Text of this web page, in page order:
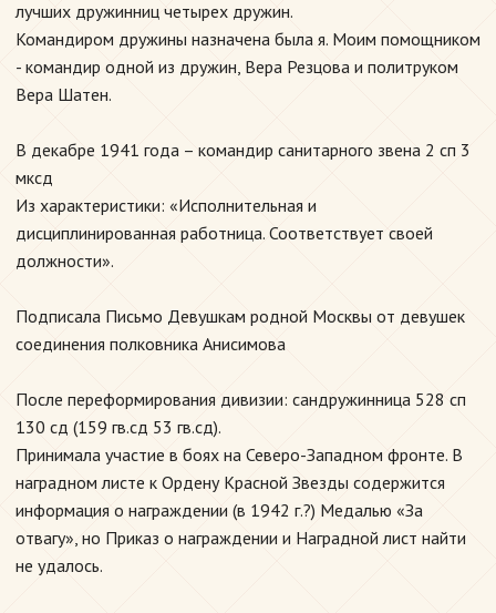
лучших дружинниц четырех дружин.
Командиром дружины назначена была я. Моим помощником
- командир одной из дружин, Вера Резцова и политруком
Вера Шатен.
В декабре 1941 года – командир санитарного звена 2 сп 3
мксд
Из характеристики: «Исполнительная и
дисциплинированная работница. Соответствует своей
должности».
Подписала Письмо Девушкам родной Москвы от девушек
соединения полковника Анисимова
После переформирования дивизии: сандружинница 528 сп
130 сд (159 гв.сд 53 гв.сд).
Принимала участие в боях на Северо-Западном фронте. В
наградном листе к Ордену Красной Звезды содержится
информация о награждении (в 1942 г.?) Медалью «За
отвагу», но Приказ о награждении и Наградной лист найти
не удалось.